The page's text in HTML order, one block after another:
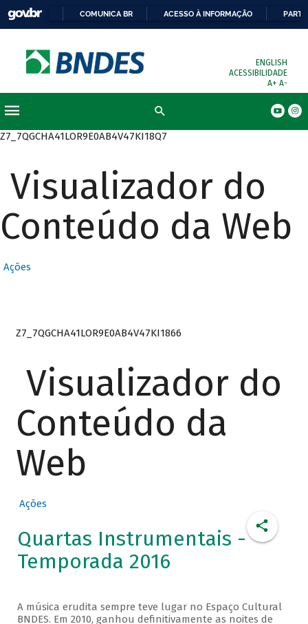
COMUNICA BR ACESSO À INFORMAÇÃO
ENGLISH
ACESSIBILIDADE
A+ A-
Z7_7QGCHA41LOR9E0AB4V47KI18Q7
Visualizador do
Conteúdo da Web
Ações
Z7_7QGCHA41LOR9E0AB4V47KI1866
Visualizador do
Conteúdo da
Web
Ações
Quartas Instrumentais -
Temporada 2016
A música erudita sempre teve lugar no Espaço Cultural
BNDES. Em 2010, ganhou definitivamente as noites de